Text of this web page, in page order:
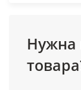
Нужна